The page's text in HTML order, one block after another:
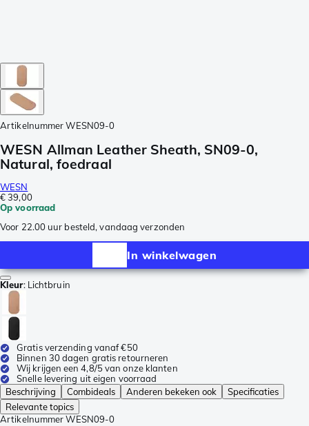
Artikelnummer WESN09-0
WESN Allman Leather Sheath, SN09-0,
Natural, foedraal
WESN
€ 39,00
Op voorraad
Voor 22.00 uur besteld, vandaag verzonden
In winkelwagen
Kleur: Lichtbruin
Gratis verzending vanaf €50
Binnen 30 dagen gratis retourneren
Wij krijgen een 4,8/5 van onze klanten
Snelle levering uit eigen voorraad
Beschrijving
Combideals Anderen bekeken ook
Specificaties
Relevante topics
Artikelnummer WESN09-0